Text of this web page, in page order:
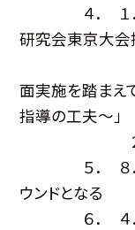
４． １．
研究会東京大
「新
面実施を踏まえ
指導の工夫〜」
２．２１
５． ８．３
ウンドとなる
６． ４．